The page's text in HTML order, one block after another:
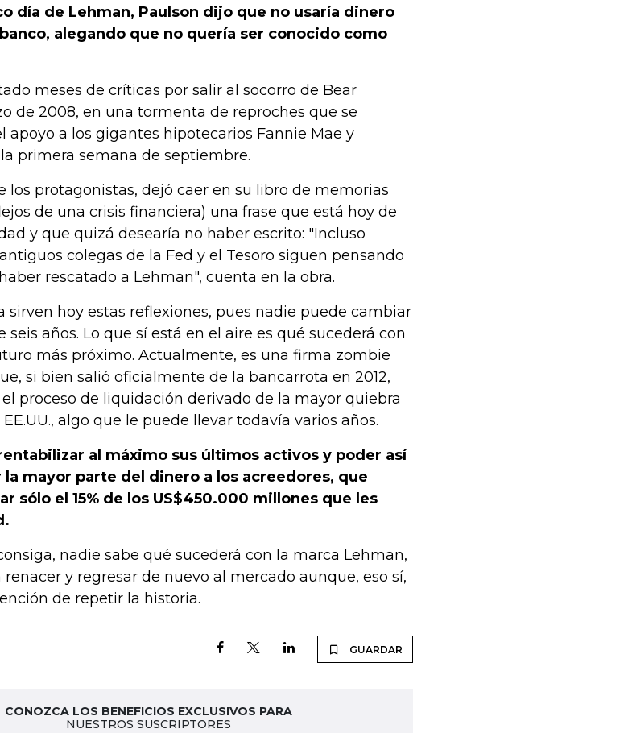
día de Lehman, Paulson dijo que no usaría dinero
alegando que no quería ser conocido como
meses de críticas por salir al socorro de Bear
de 2008, en una tormenta de reproches que se
apoyo a los gigantes hipotecarios Fannie Mae y
primera semana de septiembre.
los protagonistas, dejó caer en su libro de memorias
de una crisis financiera) una frase que está hoy de
y que quizá desearía no haber escrito: "Incluso
colegas de la Fed y el Tesoro siguen pensando
rescatado a Lehman", cuenta en la obra.
sirven hoy estas reflexiones, pues nadie puede cambiar
seis años. Lo que sí está en el aire es qué sucederá con
más próximo. Actualmente, es una firma zombie
si bien salió oficialmente de la bancarrota en 2012,
proceso de liquidación derivado de la mayor quiebra
algo que le puede llevar todavía varios años.
al máximo sus últimos activos y poder así
mayor parte del dinero a los acreedores, que
sólo el 15% de los US$450.000 millones que les
nadie sabe qué sucederá con la marca Lehman,
y regresar de nuevo al mercado aunque, eso sí,
de repetir la historia.
GUARDAR
CONOZCA LOS BENEFICIOS EXCLUSIVOS PARA
NUESTROS SUSCRIPTORES